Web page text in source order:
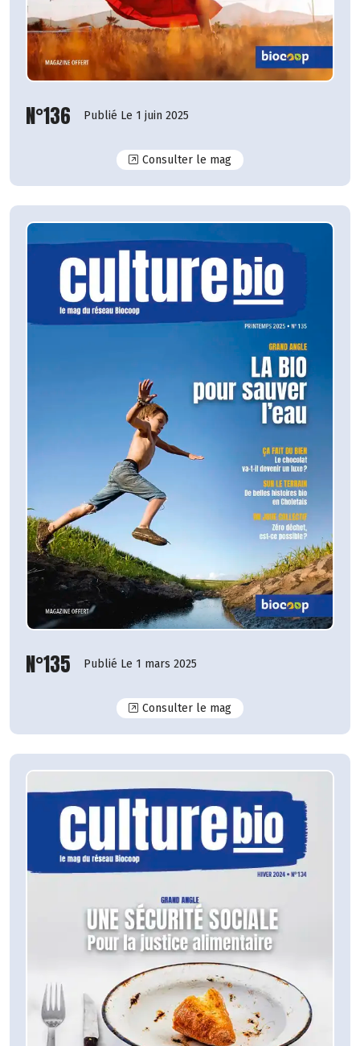
N°136 Publié Le 1 juin 2025
Consulter le magN°136
N°135 Publié Le 1 mars 2025
Consulter le magN°135